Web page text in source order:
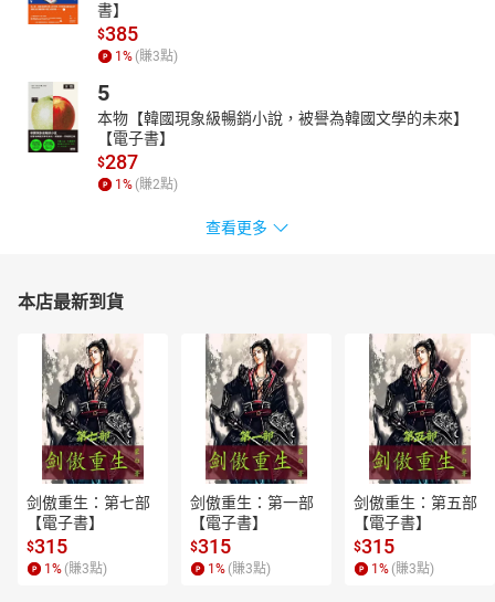
書】
$385
1 % (賺3點)
5
本物【韓國現象級暢銷小說，被譽為韓國文學的未來】
【電子書】
$287
1 % (賺2點)
查看更多
本店最新到貨
剑傲重生：第七部
【電子書】
$315
1 % (賺3點)
剑傲重生：第一部
【電子書】
$315
1 % (賺3點)
剑傲重生：第五部
【電子書】
$315
1 % (賺3點)